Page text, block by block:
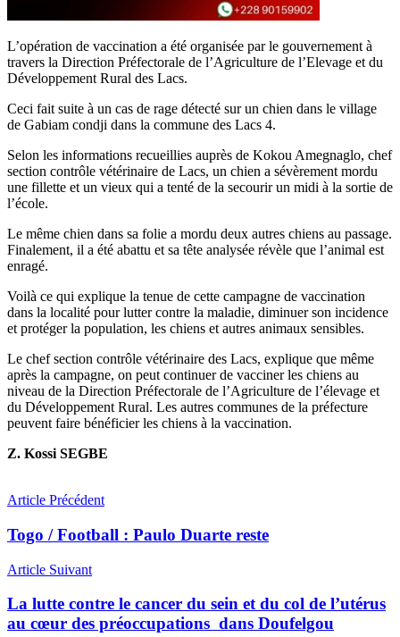
L’opération de vaccination a été organisée par le gouvernement à
travers la Direction Préfectorale de l’Agriculture de l’Elevage et du
Développement Rural des Lacs.
Ceci fait suite à un cas de rage détecté sur un chien dans le village
de Gabiam condji dans la commune des Lacs 4.
Selon les informations recueillies auprès de Kokou Amegnaglo, chef
section contrôle vétérinaire de Lacs, un chien a sévèrement mordu
une fillette et un vieux qui a tenté de la secourir un midi à la sortie de
l’école.
Le même chien dans sa folie a mordu deux autres chiens au passage.
Finalement, il a été abattu et sa tête analysée révèle que l’animal est
enragé.
Voilà ce qui explique la tenue de cette campagne de vaccination
dans la localité pour lutter contre la maladie, diminuer son incidence
et protéger la population, les chiens et autres animaux sensibles.
Le chef section contrôle vétérinaire des Lacs, explique que même
après la campagne, on peut continuer de vacciner les chiens au
niveau de la Direction Préfectorale de l’Agriculture de l’élevage et
du Développement Rural. Les autres communes de la préfecture
peuvent faire bénéficier les chiens à la vaccination.
Z. Kossi SEGBE
Article Précédent
Togo / Football : Paulo Duarte reste
Article Suivant
La lutte contre le cancer du sein et du col de l’utérus
au cœur des préoccupations dans Doufelgou